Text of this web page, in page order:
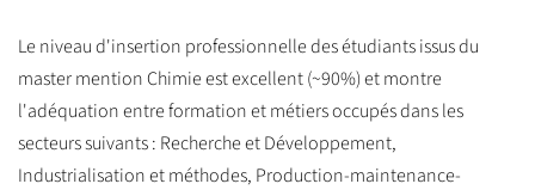
Le niveau d'insertion professionnelle des étudiants issus du
master mention Chimie est excellent (~90%) et montre
l'adéquation entre formation et métiers occupés dans les
secteurs suivants : Recherche et Développement,
Industrialisation et méthodes, Production-maintenance-